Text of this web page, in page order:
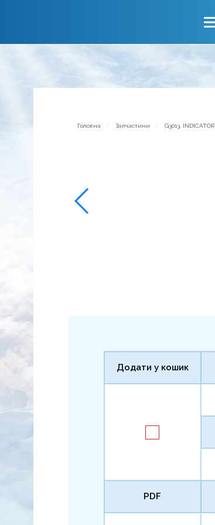
Про компанію
Новини
Зворотній зв’язок
Головна Запчастини G3013, INDICATOR
Додати у кошик
PDF